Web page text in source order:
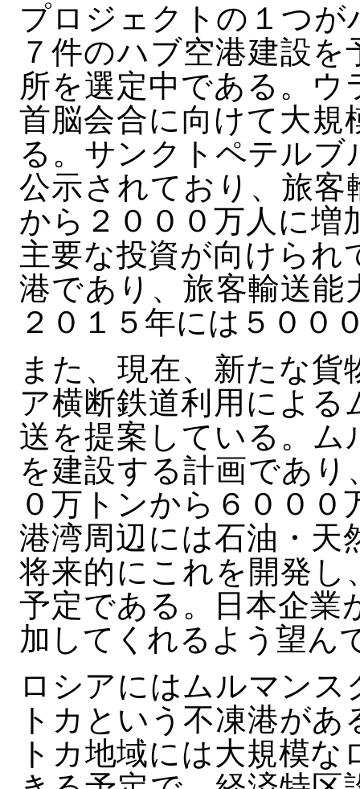
プロジェクトの１つ
７件のハブ空港建設
所を選定中である。
首脳会合に向けて大規
る。サンクトペテル
公示されており、旅客
から２０００万人に増
主要な投資が向けら
港であり、旅客輸送能
２０１５年には５００
また、現在、新たな
ア横断鉄道利用によ
送を提案している。ム
を建設する計画であ
０万トンから６００
港湾周辺には石油・天
将来的にこれを開発し
予定である。日本企業
加してくれるよう望ん
ロシアにはムルマン
トカという不凍港が
トカ地域には大規模